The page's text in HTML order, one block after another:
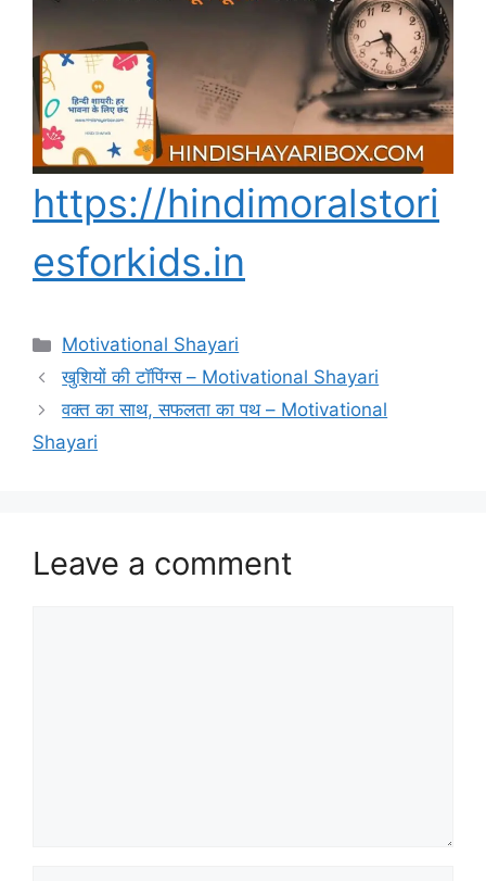
https://hindimoralstori
esforkids.in
Categories
Motivational Shayari
खुशियों की टॉपिंग्स – Motivational Shayari
वक्त का साथ, सफलता का पथ – Motivational
Shayari
Leave a comment